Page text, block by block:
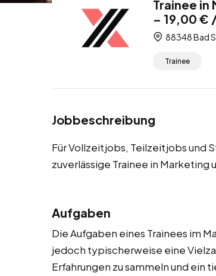
Trainee
– 19,00 €
88348 Bad
Trainee
Jobbeschreibung
Für Vollzeitjobs, Teilzeitjobs und
zuverlässige Trainee in Marketing
Aufgaben
Die Aufgaben eines Trainees im
jedoch typischerweise eine
Erfahrungen zu sammeln und ein